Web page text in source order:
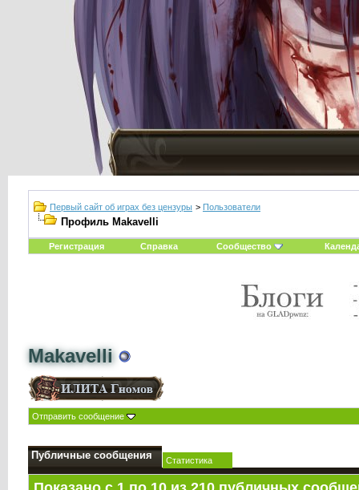
Первый сайт об играх без цензуры > Пользователи
Профиль Makavelli
Регистрация Справка Сообщество
Makavelli
Отправить сообщение
Публичные сообщения Статистика